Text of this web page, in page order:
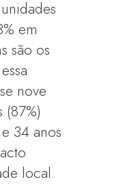
em
são os
nove
(87%)
34 anos
local.